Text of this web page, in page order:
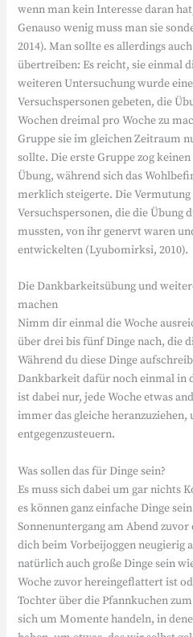
wenn man kein Interesse daran
Genauso wenig muss man sie
2014). Man sollte es allerdings
übertreiben: Es reicht, sie einmal
weiteren Untersuchung wurde
Versuchspersonen gebeten, die
Wochen dreimal pro Woche zu
Gruppe sie im gleichen Zeitraum
sollte. Die erste Gruppe zog
Übung, während sich das
merklich steigerte. Die Vermutung
Versuchspersonen, die die Übung
mussten, von ihr genervt waren
entwickelten (Lyubomirksi, 2010).
Die Dankbarkeitsübung und
machen
Nimm dir einmal die Woche
über drei bis fünf Dinge nach, die
Während du diese Dinge
Dankbarkeit dafür noch einmal in
ist dabei nur, jede Woche etwas
immer das gleiche
entgegenzusteuern.
Was sollen das für Dinge sein?
Es muss sich dabei um gar nichts
es können ganz einfache Dinge
Sonnenuntergang am Abend
dich beim Vorbeijoggen neugierig
natürlich auch große Dinge sein
Woche zuvor hereingeflattert ist
Tochter über die Pfannkuchen
sich um Momente handeln, in